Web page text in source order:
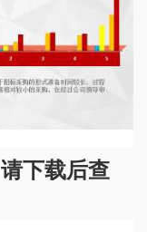
下载后查